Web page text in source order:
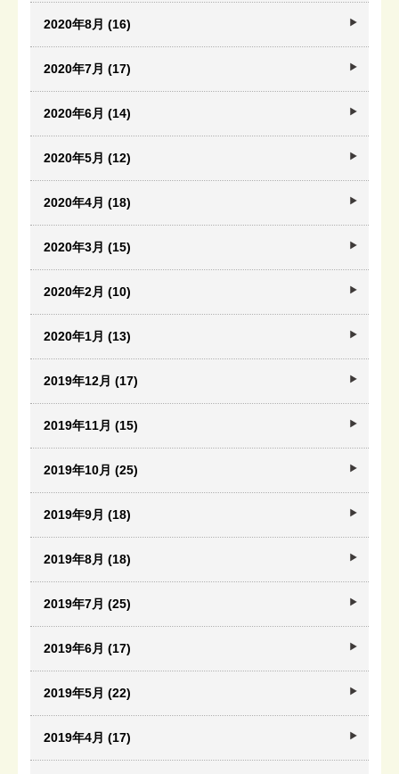
2020年8月 (16)
2020年7月 (17)
2020年6月 (14)
2020年5月 (12)
2020年4月 (18)
2020年3月 (15)
2020年2月 (10)
2020年1月 (13)
2019年12月 (17)
2019年11月 (15)
2019年10月 (25)
2019年9月 (18)
2019年8月 (18)
2019年7月 (25)
2019年6月 (17)
2019年5月 (22)
2019年4月 (17)